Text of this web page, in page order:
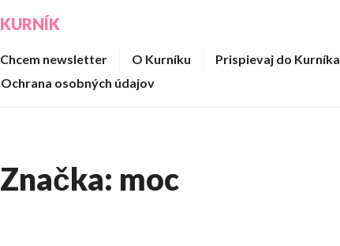
KURNÍK
Chcem newsletter O Kurníku Prispievaj do Kurníka
Ochrana osobných údajov
Značka: moc